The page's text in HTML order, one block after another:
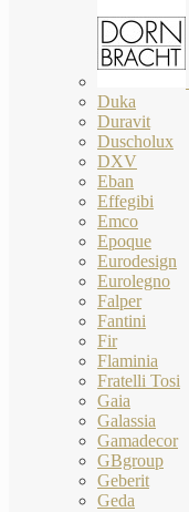
Duka
Duravit
Duscholux
DXV
Eban
Effegibi
Emco
Epoque
Eurodesign
Eurolegno
Falper
Fantini
Fir
Flaminia
Fratelli Tosi
Gaia
Galassia
Gamadecor
GBgroup
Geberit
Geda